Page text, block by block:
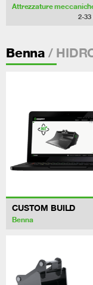
Attrezzature
2-33
Benna/
CUSTOM BUILD
Benna